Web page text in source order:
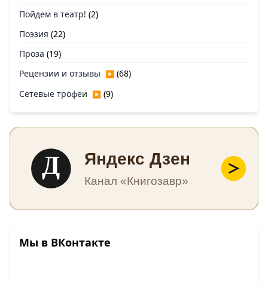
Пойдем в театр! (2)
Поэзия (22)
Проза (19)
Рецензии и отзывы ▶ (68)
Сетевые трофеи ▶ (9)
Д Яндекс Дзен
Канал «Книгозавр»
Мы в ВКонтакте